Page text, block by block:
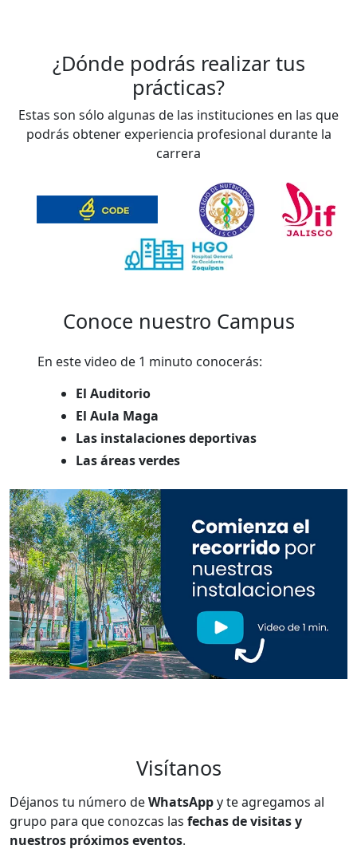
¿Dónde podrás realizar tus
prácticas?
Estas son sólo algunas de las instituciones en las que
podrás obtener experiencia profesional durante la
carrera
Conoce nuestro Campus
En este video de 1 minuto conocerás:
El Auditorio
El Aula Maga
Las instalaciones deportivas
Las áreas verdes
Visítanos
Déjanos tu número deWhatsAppy te agregamos al
grupo para que conozcas las fechas de visitas y
nuestros próximos eventos.